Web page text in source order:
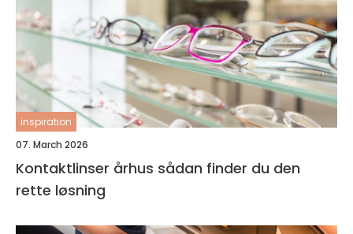
inspiration
07. March 2026
Kontaktlinser århus sådan finder du den
rette løsning